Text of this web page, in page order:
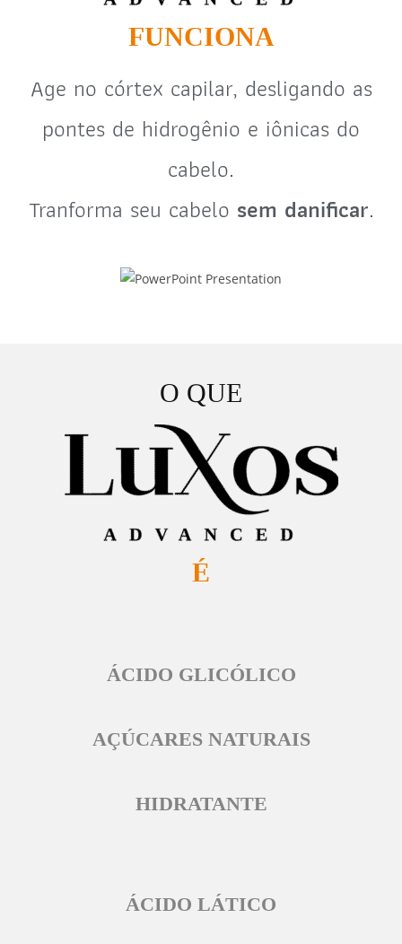
FUNCIONA
Age no córtex capilar, desligando as
pontes de hidrogênio e iônicas do
cabelo.
Tranforma seu cabelo sem danificar.
O QUE
É
ÁCIDO GLICÓLICO
AÇÚCARES NATURAIS
HIDRATANTE
ÁCIDO LÁTICO